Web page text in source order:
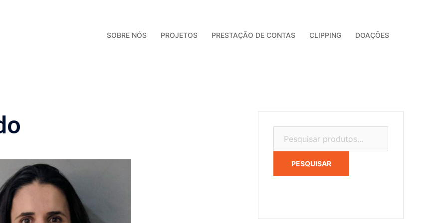
SOBRE NÓS PROJETOS PRESTAÇÃO DE CONTAS CLIPPING DOAÇÕES
PESQUISAR